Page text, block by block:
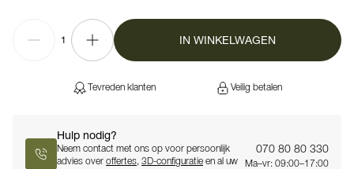
1 IN WINKELWAGEN
Tevreden klanten Veilig betalen
Hulp nodig?
Neem contact met ons op voor persoonlijk
advies over offertes, 3D-configuratie en al uw
070 80 80 330
Ma–vr: 09:00–17:00